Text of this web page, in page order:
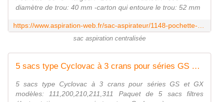
diamètre de trou: 40 mm -carton qui entoure le trou: 52 mm
sac aspiration centralisée
5 sacs type Cyclovac à 3 crans pour séries GS et GX
5 sacs type Cyclovac à 3 crans pour séries GS et GX
modèles: 111,200,210,211,311 Paquet de 5 sacs filtres